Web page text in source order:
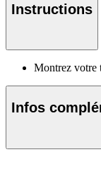
Instructions
Montrez votre
Infos